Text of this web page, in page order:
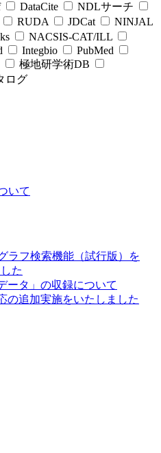
DataCite
NDLサーチ
RUDA JDCat
NINJAL
NACSIS-CAT/ILL
Integbio
PubMed
極地研学術DB
ログ
いて
ラフ検索機能（試行版）を
た
ータ」の収録について
の追加実施をいたしました